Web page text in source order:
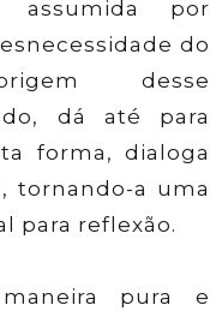
por
do
desse
dá até para
forma, dialoga
tornando-a uma
para reflexão.
pura e